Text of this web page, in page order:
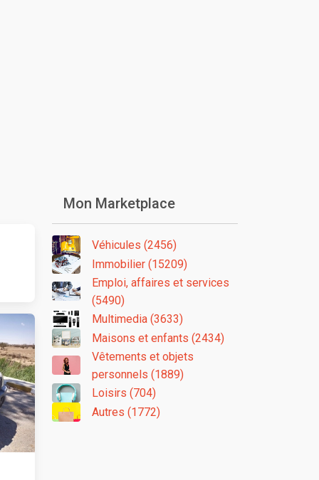
Mon Marketplace
Véhicules (2456)
Immobilier (15209)
Emploi, affaires et services
(5490)
Multimedia (3633)
Maisons et enfants (2434)
Vêtements et objets
personnels (1889)
Loisirs (704)
Autres (1772)